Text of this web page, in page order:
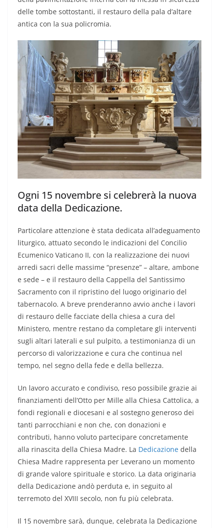
delle tombe sottostanti, il restauro della pala d’altare
antica con la sua policromia.
Ogni 15 novembre si celebrerà la nuova
data della Dedicazione.
Particolare attenzione è stata dedicata all’adeguamento
liturgico, attuato secondo le indicazioni del Concilio
Ecumenico Vaticano II, con la realizzazione dei nuovi
arredi sacri delle massime “presenze” – altare, ambone
e sede – e il restauro della Cappella del Santissimo
Sacramento con il ripristino del luogo originario del
tabernacolo. A breve prenderanno avvio anche i lavori
di restauro delle facciate della chiesa a cura del
Ministero, mentre restano da completare gli interventi
sugli altari laterali e sul pulpito, a testimonianza di un
percorso di valorizzazione e cura che continua nel
tempo, nel segno della fede e della bellezza.
Un lavoro accurato e condiviso, reso possibile grazie ai
finanziamenti dell’Otto per Mille alla Chiesa Cattolica, a
fondi regionali e diocesani e al sostegno generoso dei
tanti parrocchiani e non che, con donazioni e
contributi, hanno voluto partecipare concretamente
alla rinascita della Chiesa Madre. La Dedicazione della
Chiesa Madre rappresenta per Leverano un momento
di grande valore spirituale e storico. La data originaria
della Dedicazione andò perduta e, in seguito al
terremoto del XVIII secolo, non fu più celebrata.
Il 15 novembre sarà, dunque, celebrata la Dedicazione